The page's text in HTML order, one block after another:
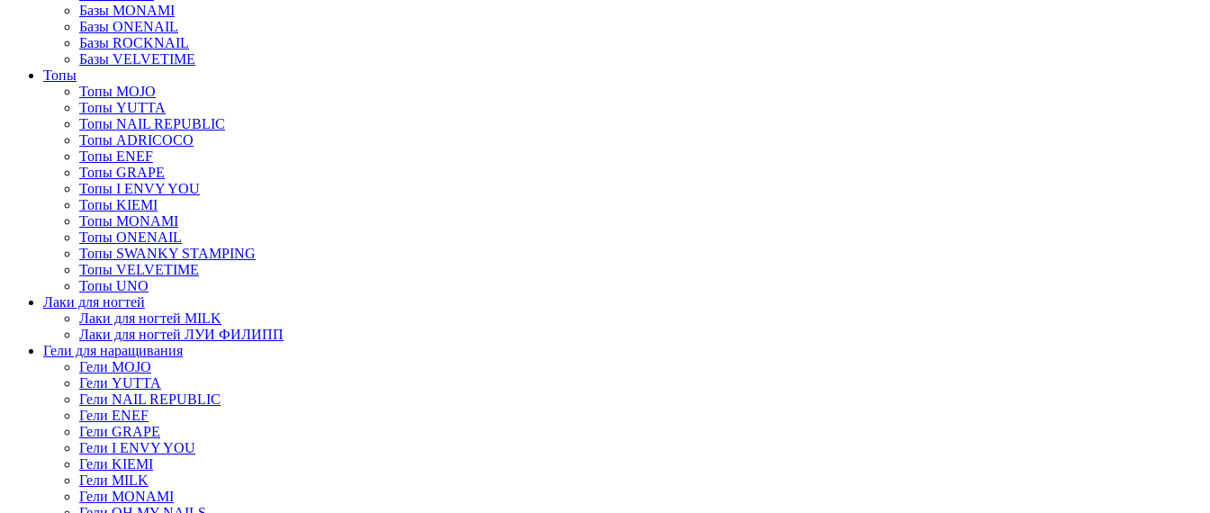
Базы MONAMI
Базы ONENAIL
Базы ROCKNAIL
Базы VELVETIME
Топы
Топы MOJO
Топы YUTTA
Топы NAIL REPUBLIC
Топы ADRICOCO
Топы ENEF
Топы GRAPE
Топы I ENVY YOU
Топы KIEMI
Топы MONAMI
Топы ONENAIL
Топы SWANKY STAMPING
Топы VELVETIME
Топы UNO
Лаки для ногтей
Лаки для ногтей MILK
Лаки для ногтей ЛУИ ФИЛИПП
Гели для наращивания
Гели MOJO
Гели YUTTA
Гели NAIL REPUBLIC
Гели ENEF
Гели GRAPE
Гели I ENVY YOU
Гели KIEMI
Гели MILK
Гели MONAMI